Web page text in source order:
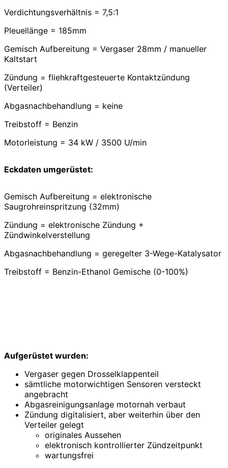
Verdichtungsverhältnis = 7,5:1
Pleuellänge = 185mm
Gemisch Aufbereitung = Vergaser 28mm / manueller
Kaltstart
Zündung = fliehkraftgesteuerte Kontaktzündung
(Verteiler)
Abgasnachbehandlung = keine
Treibstoff = Benzin
Motorleistung = 34 kW / 3500 U/min
Eckdaten umgerüstet:
Gemisch Aufbereitung = elektronische
Saugrohreinspritzung (32mm)
Zündung = elektronische Zündung +
Zündwinkelverstellung
Abgasnachbehandlung = geregelter 3-Wege-Katalysator
Treibstoff = Benzin-Ethanol Gemische (0-100%)
Aufgerüstet wurden:
Vergaser gegen Drosselklappenteil
sämtliche motorwichtigen Sensoren versteckt
angebracht
Abgasreinigungsanlage motornah verbaut
Zündung digitalisiert, aber weiterhin über den
Verteiler gelegt
originales Aussehen
elektronisch kontrollierter Zündzeitpunkt
wartungsfrei